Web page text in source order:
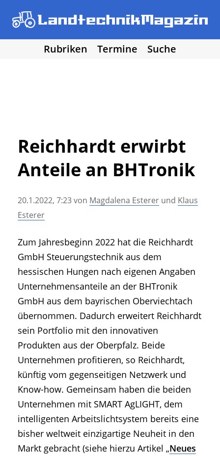
Rubriken Termine
Suche
• Hof- und Stalltechnik
• Forst, Garten und Kommune
• NawaRo und erneuerbare Energie
• Landtechnik allgemein
• DLG Testberichte
• Messen und Veranstaltungen
• Mitteilung der Redaktion
• Agritechnica Neuheiten Archiv
• Artikel nach Hersteller/Marke
Reichhardt erwirbt
Anteile an BHTronik
20.1.2022, 7:23von Magdalena Esterer und Klaus
Esterer
Zum Jahresbeginn 2022 hat die Reichhardt
GmbH Steuerungstechnik aus dem
hessischen Hungen nach eigenen Angaben
Unternehmensanteile an der BHTronik
GmbH aus dem bayrischen Oberviechtach
übernommen. Dadurch erweitert Reichhardt
sein Portfolio mit den innovativen
Produkten aus der Oberpfalz. Beide
Unternehmen profitieren, so Reichhardt,
künftig vom gegenseitigen Netzwerk und
Know-how. Gemeinsam haben die beiden
Unternehmen mit SMART AgLIGHT, dem
intelligenten Arbeitslichtsystem bereits eine
bisher weltweit einzigartige Neuheit in den
Markt gebracht (siehe hierzu Artikel „Neues